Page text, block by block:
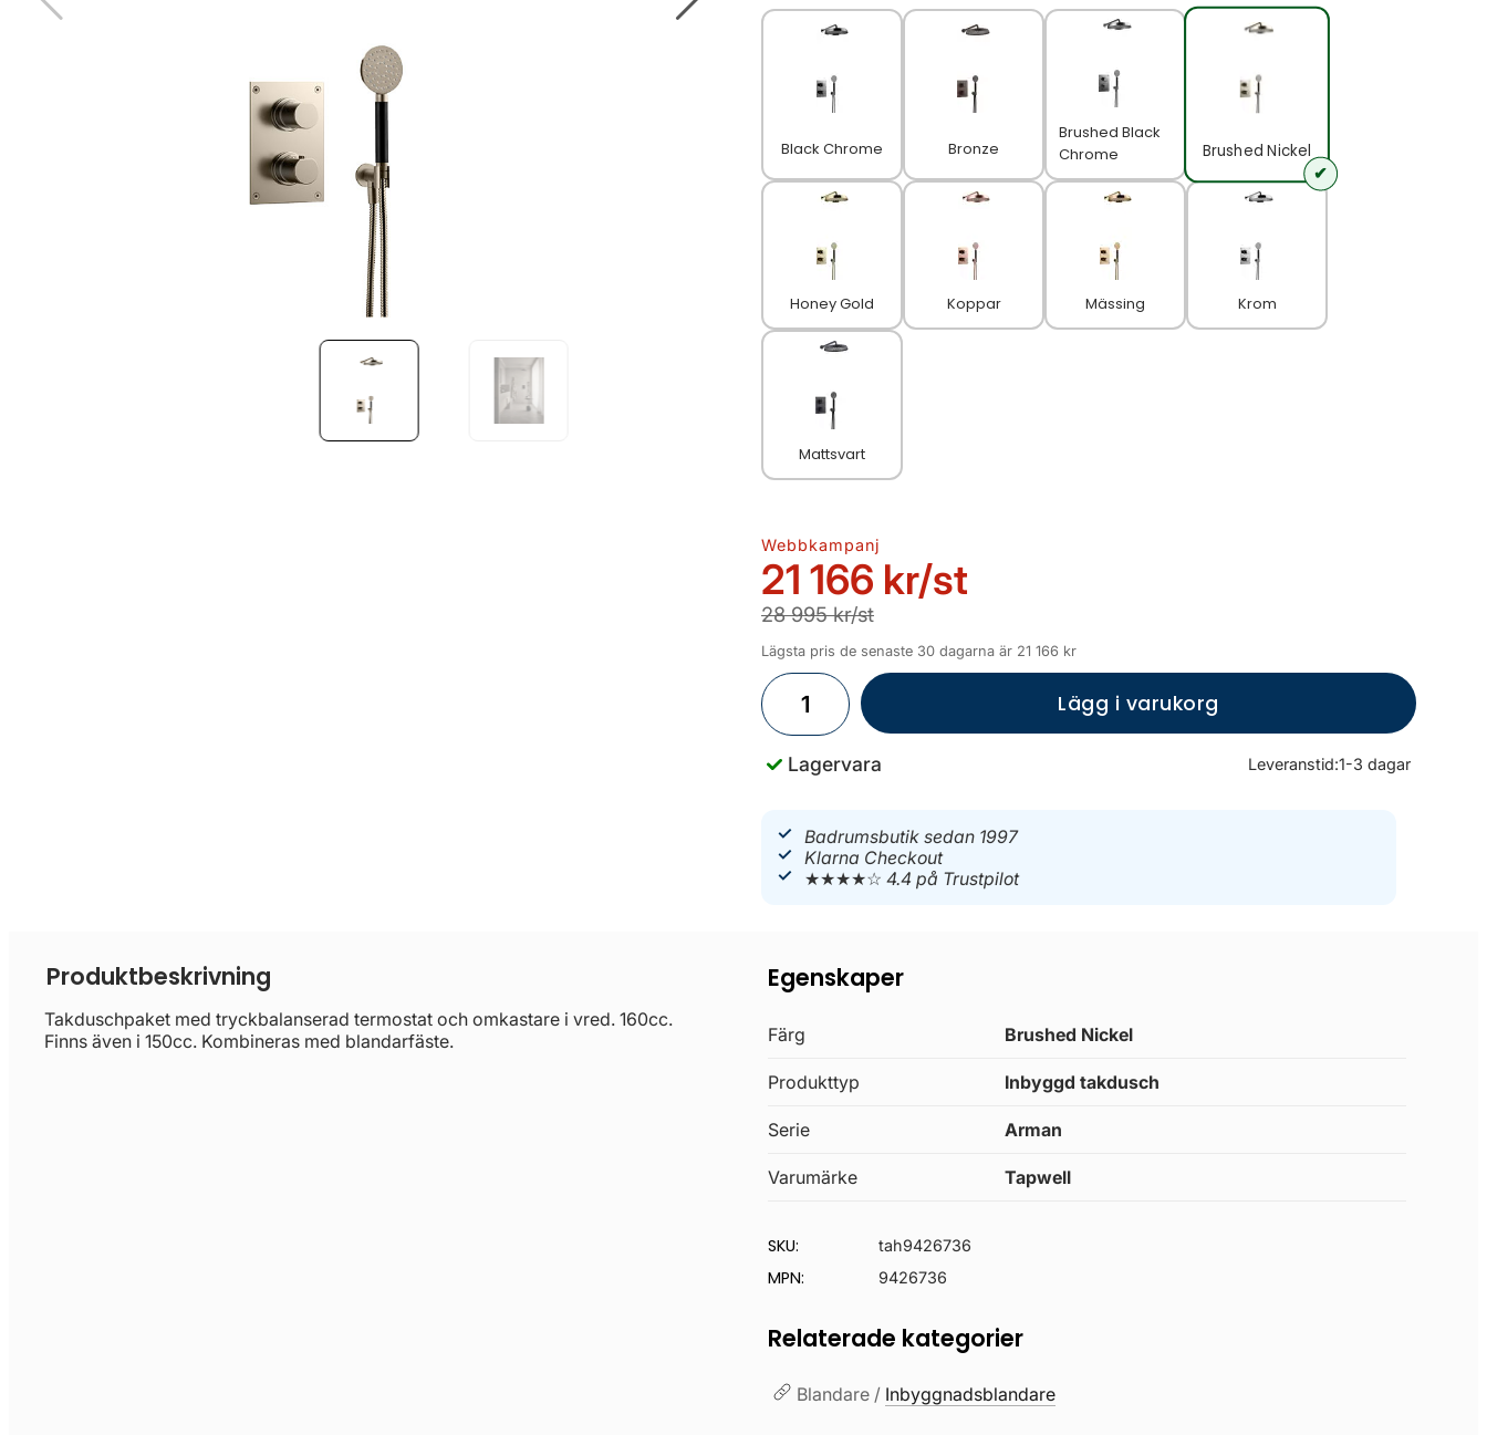
Black Chrome Bronze
Brushed Black
Chrome
Brushed Nickel
Honey Gold Koppar Mässing Krom
Mattsvart
Webbkampanj
21 166 kr/st
28 995 kr/st
Lägsta pris de senaste 30 dagarna är 21 166 kr
Lägg i varukorg
Lagervara Leveranstid:1-3 dagar
Badrumsbutik sedan 1997
Klarna Checkout
★★★★☆4.4 på Trustpilot
Produktbeskrivning
Takduschpaket med tryckbalanserad termostat och omkastare i vred. 160cc.
Finns även i 150cc. Kombineras med blandarfäste.
Egenskaper
Färg Brushed Nickel
Produkttyp Inbyggd takdusch
Serie Arman
Varumärke Tapwell
SKU: tah9426736
MPN: 9426736
Relaterade kategorier
Blandare / Inbyggnadsblandare